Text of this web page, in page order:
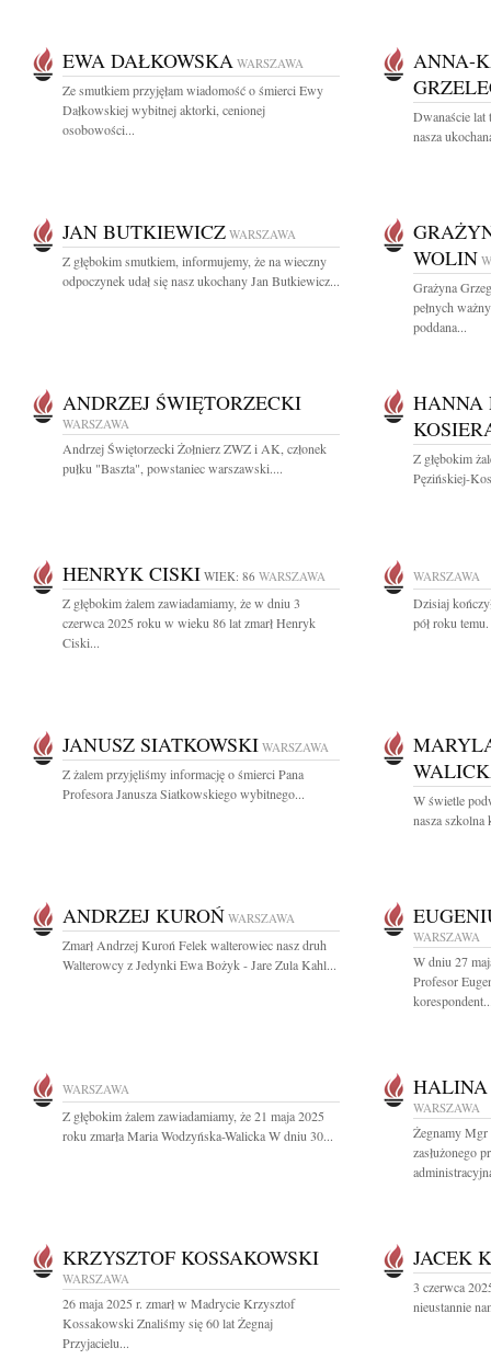
EWA DAŁKOWSKA WARSZAWA
Ze smutkiem przyjęłam wiadomość o śmierci Ewy
Dałkowskiej wybitnej aktorki, cenionej
osobowości...
ANNA-
Dwanaście lat
nasza
JAN BUTKIEWICZ WARSZAWA
Z głębokim smutkiem, informujemy, że na wieczny
odpoczynek udał się nasz ukochany Jan Butkiewicz...
WOLIN
Grażyna
pełnych
poddana...
ANDRZEJ ŚWIĘTORZECKI
WARSZAWA
Andrzej Świętorzecki Żołnierz ZWZ i AK, członek
pułku "Baszta", powstaniec warszawski....
HANNA
Z głębokim
Pęzińskiej-
HENRYK CISKI WIEK: 86 WARSZAWA
Z głębokim żalem zawiadamiamy, że w dniu 3
czerwca 2025 roku w wieku 86 lat zmarł Henryk
Ciski...
WARSZAWA
Dzisiaj
pół roku
JANUSZ SIATKOWSKI WARSZAWA
Z żalem przyjęliśmy informację o śmierci Pana
Profesora Janusza Siatkowskiego wybitnego...
W świetle
nasza szkolna
ANDRZEJ KUROŃ WARSZAWA
Zmarł Andrzej Kuroń Felek walterowiec nasz druh
Walterowcy z Jedynki Ewa Bożyk - Jare Zula Kahl...
WARSZAWA
W dniu 27
Profesor
WARSZAWA
Z głębokim żalem zawiadamiamy, że 21 maja 2025
roku zmarła Maria Wodzyńska-Walicka W dniu 30...
HALINA
WARSZAWA
Żegnamy
zasłużonego
KRZYSZTOF KOSSAKOWSKI
WARSZAWA
26 maja 2025 r. zmarł w Madrycie Krzysztof
Kossakowski Znaliśmy się 60 lat Żegnaj
Przyjacielu...
JACEK
3 czerwca
nieustannie